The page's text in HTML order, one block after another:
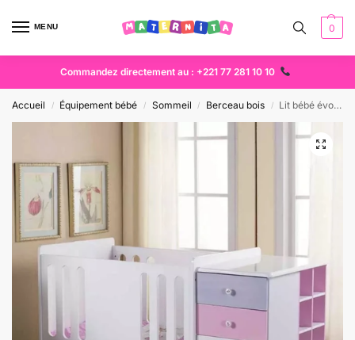
MENU 0
Commandez directement au : +221 77 281 10 10
Accueil / Équipement bébé / Sommeil / Berceau bois / Lit bébé évolutif avec commode et tiroirs transformable| Maternita